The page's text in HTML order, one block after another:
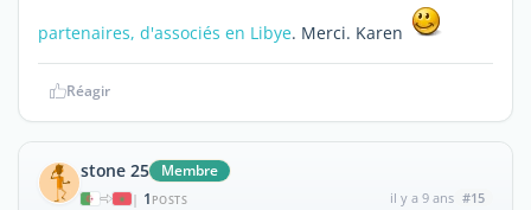
partenaires, d'associés en Libye. Merci. Karen
Réagir
stone 25 Membre
| 1 POSTS il y a 9 ans #15